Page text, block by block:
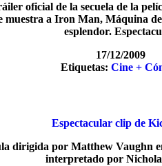
oficial de la secuela de la
muestra a Iron Man, Máquina
esplendor.
17/12/2009
Etiquetas: Cine +
Espectacular clip de
dirigida por Matthew Vaughn
interpretado por